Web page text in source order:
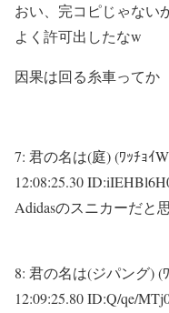
おい、完コピじゃない
よく許可出したなw
因果は回る糸車ってか
7: 君の名は(庭) (ﾜｯﾁｮｲ
12:08:25.30
Adidasのスニカーだと
8: 君の名は(ジパング) (
12:09:25.80 ID:Q/qe/